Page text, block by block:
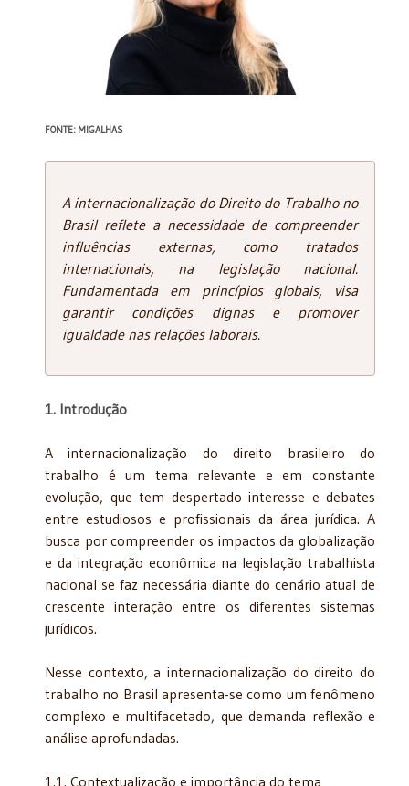
FONTE: MIGALHAS
A internacionalização do Direito do Trabalho no
Brasil reflete a necessidade de compreender
influências externas, como tratados
internacionais, na legislação nacional.
Fundamentada em princípios globais, visa
garantir condições dignas e promover
igualdade nas relações laborais.
1. Introdução
A internacionalização do direito brasileiro do
trabalho é um tema relevante e em constante
evolução, que tem despertado interesse e debates
entre estudiosos e profissionais da área jurídica. A
busca por compreender os impactos da globalização
e da integração econômica na legislação trabalhista
nacional se faz necessária diante do cenário atual de
crescente interação entre os diferentes sistemas
jurídicos.
Nesse contexto, a internacionalização do direito do
trabalho no Brasil apresenta-se como um fenômeno
complexo e multifacetado, que demanda reflexão e
análise aprofundadas.
1.1. Contextualização e importância do tema